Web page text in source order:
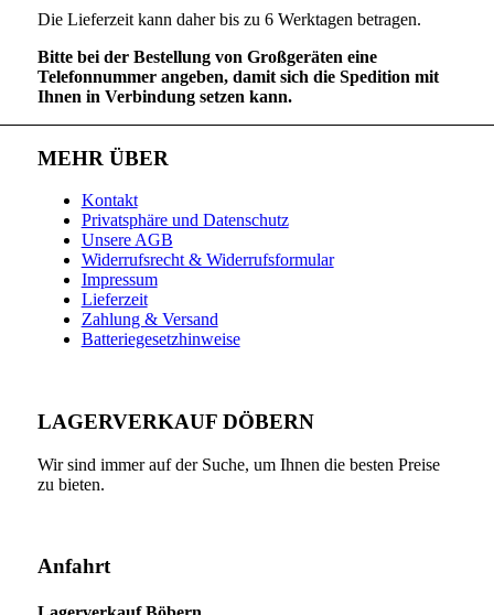
Die Lieferzeit kann daher bis zu 6 Werktagen betragen.
Bitte bei der Bestellung von Großgeräten eine
Telefonnummer angeben, damit sich die Spedition mit
Ihnen in Verbindung setzen kann.
MEHR ÜBER
Kontakt
Privatsphäre und Datenschutz
Unsere AGB
Widerrufsrecht & Widerrufsformular
Impressum
Lieferzeit
Zahlung & Versand
Batteriegesetzhinweise
LAGERVERKAUF DÖBERN
Wir sind immer auf der Suche, um Ihnen die besten Preise
zu bieten.
Anfahrt